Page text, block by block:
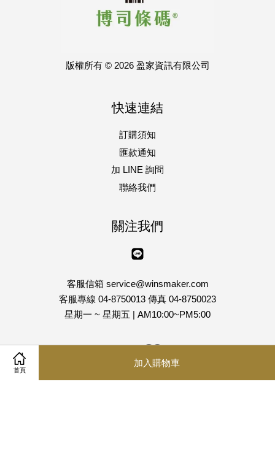
首頁
加入購物車
版權所有 © 2026 盈家資訊有限公司
快速連結
訂購須知
匯款通知
加 LINE 詢問
聯絡我們
關注我們
客服信箱 service@winsmaker.com
客服專線 04-8750013 傳真 04-8750023
星期一 ~ 星期五 | AM10:00~PM5:00
Visa Master